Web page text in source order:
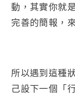
動，其實你就
完善的簡報，
所以遇到這種
己設下一個「